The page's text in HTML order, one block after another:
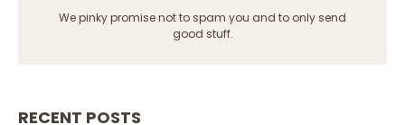
We pinky promise not to spam you and to only send
good stuff.
RECENT POSTS